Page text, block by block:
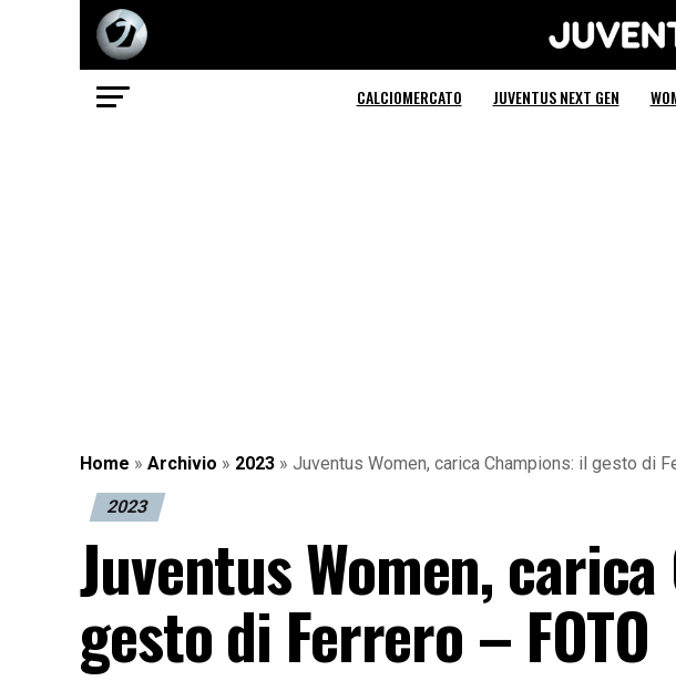
CALCIOMERCATO JUVENTUS NEXT GEN
Home » Archivio » 2023 » Juventus Women, carica Champions: il gesto di
2023
Juventus Women,
gesto di Ferrero – FOTO